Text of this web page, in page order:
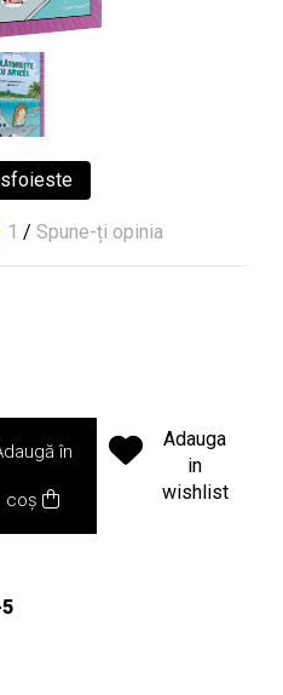
1 / Spune-ți opinia
în
coș
Adauga
in
wishlist